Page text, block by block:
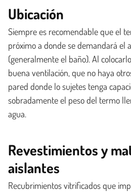
Ubicación
Siempre es recomendable que el
próximo a donde se demandará el
(generalmente el baño). Al
buena ventilación, que no haya
pared donde lo sujetes tenga
sobradamente el peso del termo
agua.
Revestimientos y
aislantes
Recubrimientos vitrificados que